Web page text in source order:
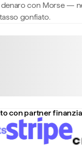
denaro con Morse —
gonfiato.
con partner